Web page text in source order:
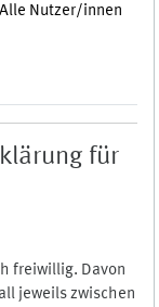
Alle Nutzer/innen
für
freiwillig. Davon
jeweils zwischen